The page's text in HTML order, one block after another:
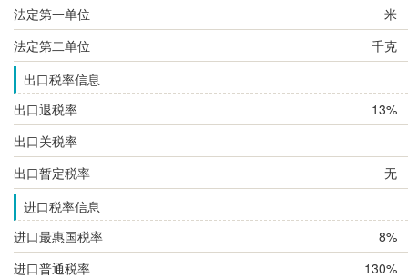
法定第一单位
米
法定第二单位
千克
出口税率信息
出口退税率
13%
出口关税率
出口暂定税率
无
进口税率信息
进口最惠国税率
8%
进口普通税率
130%